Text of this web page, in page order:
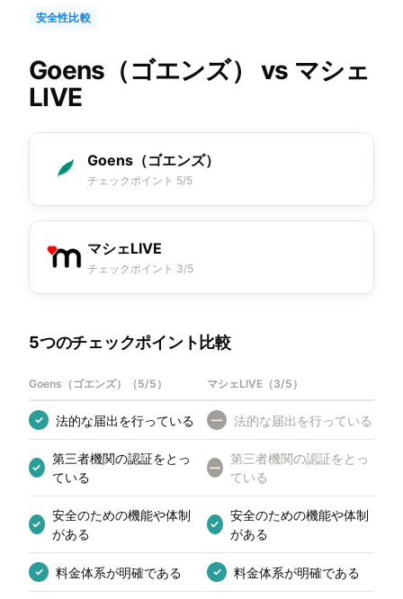
安全性比較
Goens（ゴエンズ） vs マシェ
LIVE
Goens（ゴエンズ）
チェックポイント 5/5
マシェLIVE
チェックポイント 3/5
5つのチェックポイント比較
Goens（ゴエンズ） （5/5 ） マシェLIVE （3/5 ）
✓ 法的な届出を行っている — 法的な届出を行っている
✓
第三者機関の認証をとっ
ている
—
第三者機関の認証をとっ
ている
✓
安全のための機能や体制
がある
✓
安全のための機能や体制
がある
✓ 料金体系が明確である ✓ 料金体系が明確である